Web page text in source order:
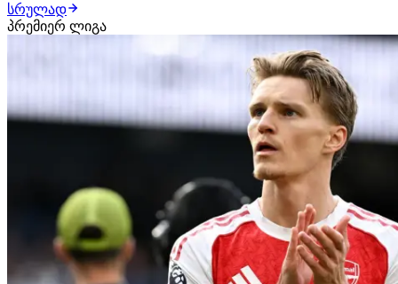
ემატება, რომ "ქალაქელებს" ერთი მატჩით ნაკლები აქვს
ჩატარებული, რის ფონზეც საჩემპიონო მარათონი კიდევ
უფრო დაიძაბა. შეხვედრის დასრულების…
სრულად
პრემიერ ლიგა